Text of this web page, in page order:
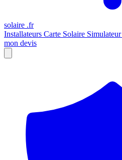
solaire .fr
Installateurs Carte Solaire Simulateur
mon devis